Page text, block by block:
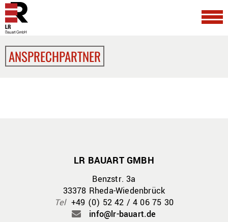
ANSPRECHPARTNER
LR BAUART GMBH
Benzstr. 3a
33378 Rheda-Wiedenbrück
Tel+49 (0) 52 42 / 4 06 75 30
info@lr-bauart.de